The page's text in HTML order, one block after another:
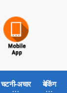
चटनी-अचार बेकिंग